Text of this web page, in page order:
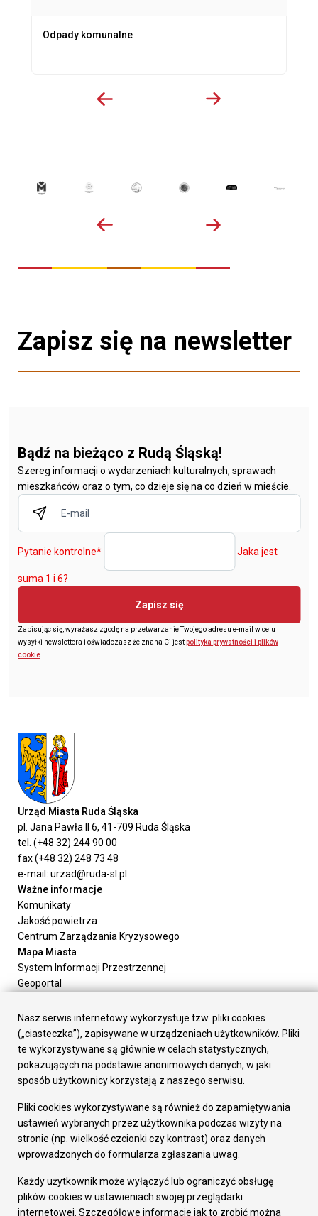
Odpady komunalne
Zapisz się na newsletter
Bądź na bieżąco z Rudą Śląską!
Szereg informacji o wydarzeniach kulturalnych, sprawach
mieszkańców oraz o tym, co dzieje się na co dzień w mieście.
Pytanie kontrolne* Jaka jest
suma 1 i 6?
Zapisz się
Zapisując się, wyrażasz zgodę na przetwarzanie Twojego adresu e-mail w celu
wysyłki newslettera i oświadczasz że znana Ci jestpolityka prywatności i plików
cookie.
Urząd Miasta Ruda Śląska
pl. Jana Pawła II 6, 41-709 Ruda Śląska
tel. (+48 32) 244 90 00
fax (+48 32) 248 73 48
e-mail: urzad@ruda-sl.pl
Ważne informacje
Komunikaty
Jakość powietrza
Centrum Zarządzania Kryzysowego
Mapa Miasta
System Informacji Przestrzennej
Geoportal
Załatw sprawę
Prezydent Miasta
Rada Miasta
Wydziały
Elektroniczna Skrzynka Podawcza
Gospodarka
Fundusze europejskie
Środki krajowe
Oferty inwestycyjne
Pozostałe
Deklaracja dostępności
Nasz serwis internetowy wykorzystuje tzw. pliki cookies
(„ciasteczka”), zapisywane w urządzeniach użytkowników. Pliki
te wykorzystywane są głównie w celach statystycznych,
pokazujących na podstawie anonimowych danych, w jaki
sposób użytkownicy korzystają z naszego serwisu.
Pliki cookies wykorzystywane są również do zapamiętywania
ustawień wybranych przez użytkownika podczas wizyty na
stronie (np. wielkość czcionki czy kontrast) oraz danych
wprowadzonych do formularza zgłaszania uwag.
Każdy użytkownik może wyłączyć lub ograniczyć obsługę
plików cookies w ustawieniach swojej przeglądarki
internetowej. Szczegółowe informacje jak to zrobić można